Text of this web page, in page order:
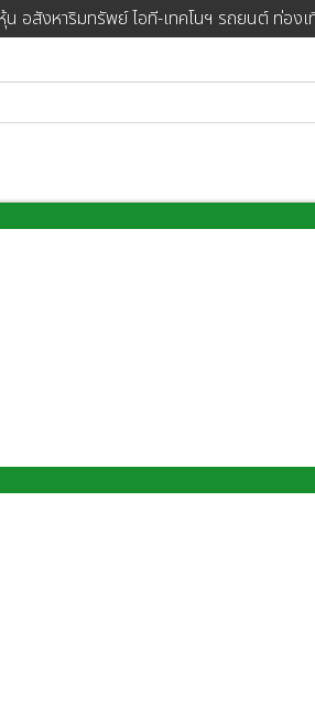
อสังหาริมทรัพย์ ไอที-เทคโนฯ รถยนต์ ท่องเ